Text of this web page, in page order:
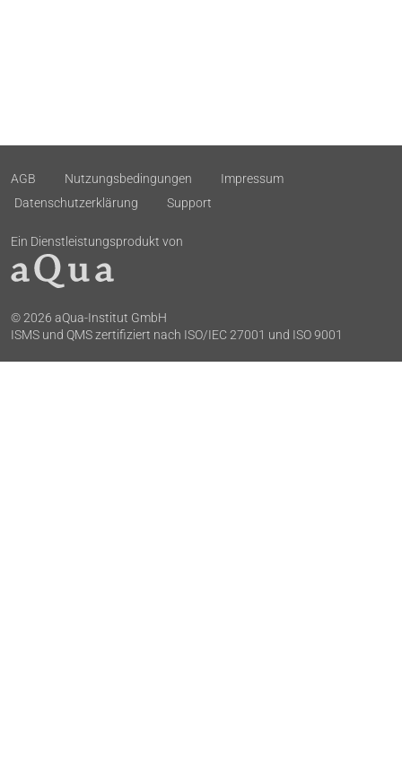
Ein Dienstleistungsprodukt von
© 2026 aQua-Institut GmbH
ISMS und QMS zertifiziert nach ISO/IEC 27001 und ISO 9001
AGB Nutzungsbedingungen
Impressum
Datenschutzerklärung
Support